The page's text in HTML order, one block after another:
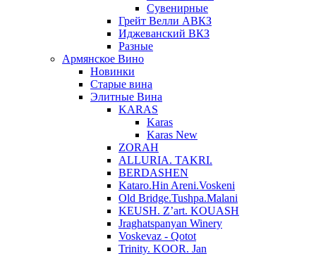
Сувенирные
Грейт Велли АВКЗ
Иджеванский ВКЗ
Разные
Армянское Вино
Новинки
Старые вина
Элитные Вина
KARAS
Karas
Karas New
ZORAH
ALLURIA. TAKRI.
BERDASHEN
Kataro.Hin Areni.Voskeni
Old Bridge.Tushpa.Malani
KEUSH. Z’art. KOUASH
Jraghatspanyan Winery
Voskevaz - Qotot
Trinity. KOOR. Jan